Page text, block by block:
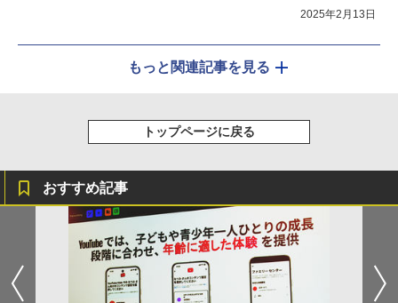
2025年2月13日
もっと関連記事を見る
トップページに戻る
おすすめ記事